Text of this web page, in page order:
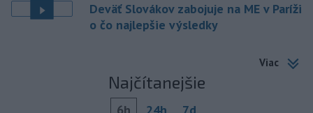
Deväť Slovákov zabojuje na ME v Paríži
o čo najlepšie výsledky
Viac
Najčítanejšie